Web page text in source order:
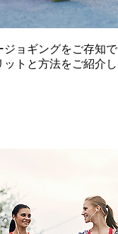
ョギングをご存知
トと方法をご紹介し